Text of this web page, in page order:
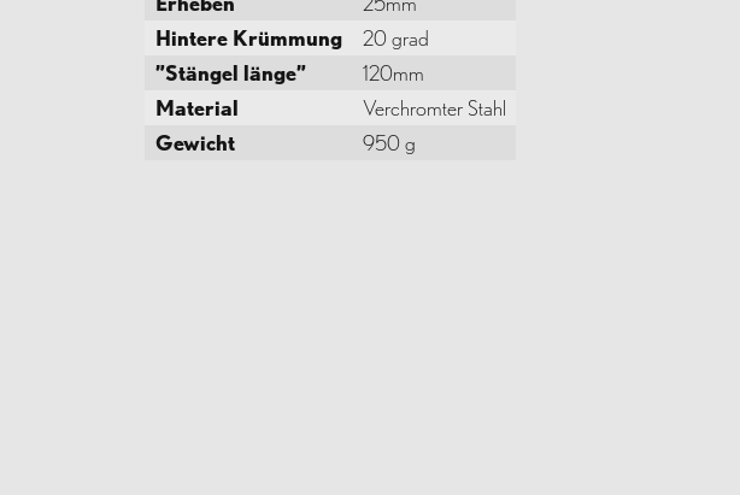
Hintere Krümmung
20 grad
”Stängel länge”
120mm
Material
Verchromter Stahl
Gewicht
950 g